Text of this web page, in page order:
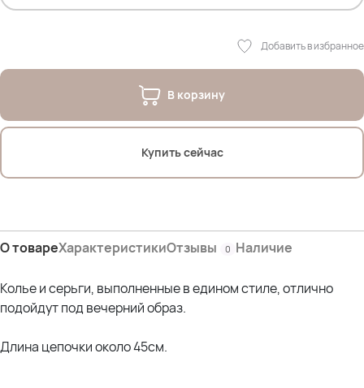
Добавить в избранное
В корзину
Купить сейчас
О товареХарактеристикиОтзывы 0 Наличие
Колье и серьги, выполненные в едином стиле, отлично
подойдут под вечерний образ.
Длина цепочки около 45см.